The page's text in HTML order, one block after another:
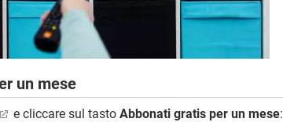
un mese
e cliccare sul tasto Abbonati gratis per un mese: